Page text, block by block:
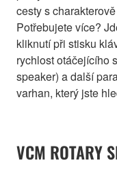
cesty s
Potřebujete více?
kliknutí při stisku
rychlost otáčejícího
speaker) a další
varhan, který jste
VCM ROTARY